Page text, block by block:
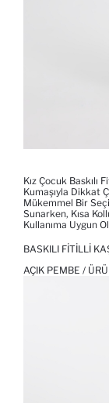
Kız Çocuk Baskılı
Kumaşıyla Dikkat
Mükemmel Bir
Sunarken, Kısa
Kullanıma Uygun
BASKILI FITILLI
AÇIK PEMBE /